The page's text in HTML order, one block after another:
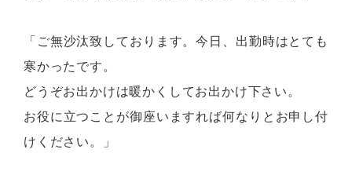
「ご無沙汰致しております。今日、出勤時はとても
寒かったです。
どうぞお出かけは暖かくしてお出かけ下さい。
お役に立つことが御座いますれば何なりとお申し付
けください。」